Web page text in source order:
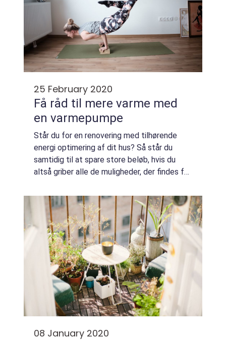
25 February 2020
Få råd til mere varme med
en varmepumpe
Står du for en renovering med tilhørende
energi optimering af dit hus? Så står du
samtidig til at spare store beløb, hvis du
altså griber alle de muligheder, der findes for
08 January 2020